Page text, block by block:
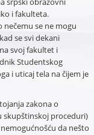
i fakulteta.
se ne mogu
se svi dekani
svoj fakultet i
Studentskog
i uticaj tela na čijem je
zakona o
skupštinskoj proceduri)
da nešto